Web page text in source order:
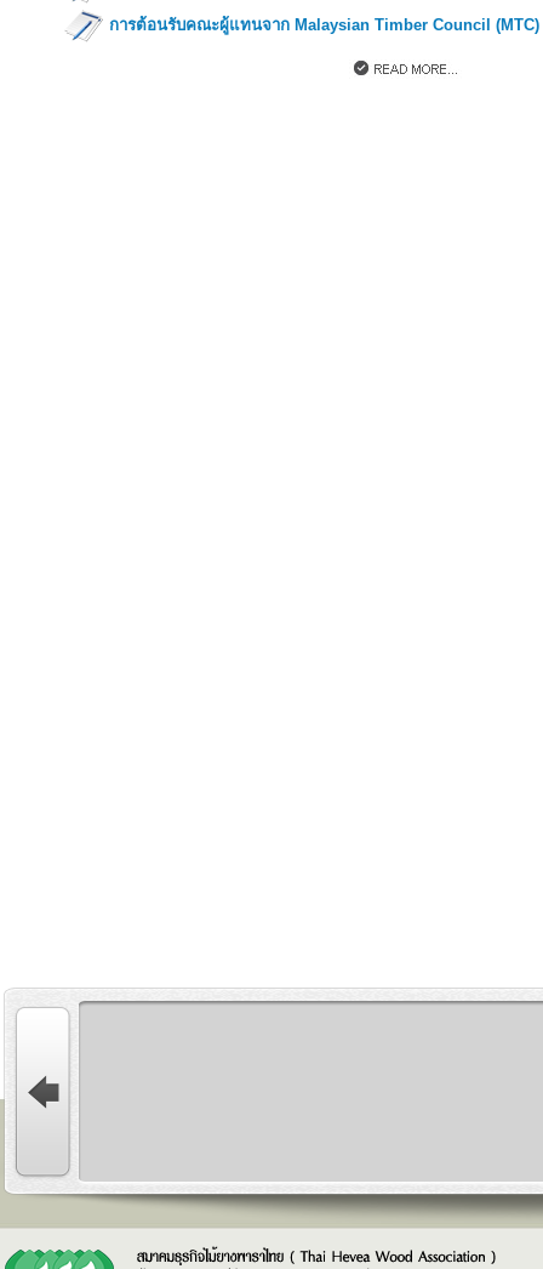
การต้อนรับคณะผู้แทนจาก Malaysian Timber Council (MTC)